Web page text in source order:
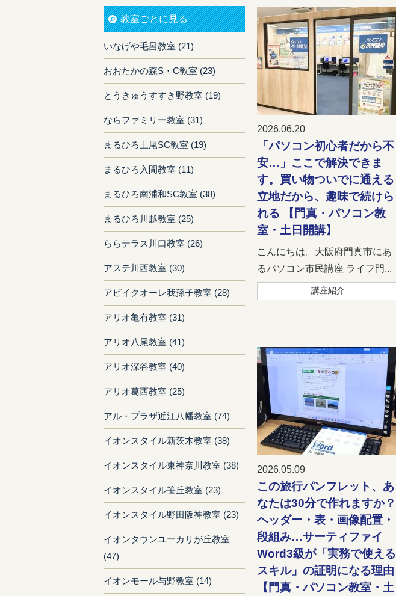
2026.06.20
「パソコン初心者だから不
安…」ここで解決できま
す。買い物ついでに通える
立地だから、趣味で続けら
れる 【門真・パソコン教
室・土日開講】
こんにちは。大阪府門真市にあ
るパソコン市民講座 ライフ門...
講座紹介
2026.05.09
この旅行パンフレット、あ
なたは30分で作れますか？
ヘッダー・表・画像配置・
段組み…サーティファイ
Word3級が「実務で使える
スキル」の証明になる理由
【門真・パソコン教室・土
教室ごとに見る
いなげや毛呂教室 (21)
おおたかの森S・C教室 (23)
とうきゅうすすき野教室 (19)
ならファミリー教室 (31)
まるひろ上尾SC教室 (19)
まるひろ入間教室 (11)
まるひろ南浦和SC教室 (38)
まるひろ川越教室 (25)
ららテラス川口教室 (26)
アステ川西教室 (30)
アビイクオーレ我孫子教室 (28)
アリオ亀有教室 (31)
アリオ八尾教室 (41)
アリオ深谷教室 (40)
アリオ葛西教室 (25)
アル・プラザ近江八幡教室 (74)
イオンスタイル新茨木教室 (38)
イオンスタイル東神奈川教室 (38)
イオンスタイル笹丘教室 (23)
イオンスタイル野田阪神教室 (23)
イオンタウンユーカリが丘教室
(47)
イオンモール与野教室 (14)